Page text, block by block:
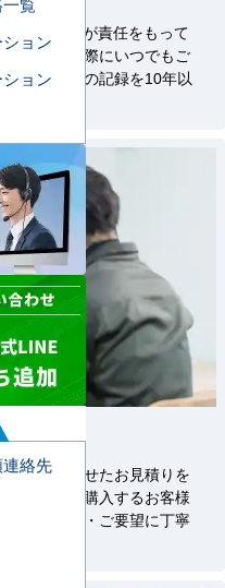
工店の3者が責任をもって
。お困りの際にいつでもご
工事状況の記録を10年以
算に合わせたお見積りを
アコンをご購入するお客様
者がご質問・ご要望に丁寧
ョン
ョン
絡先